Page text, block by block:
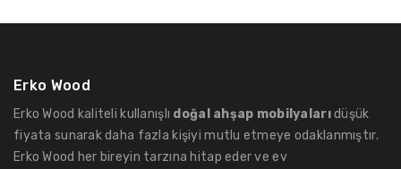
Erko Wood
Erko Wood kaliteli kullanışlı doğal ahşap mobilyalarıdüşük
fiyata sunarak daha fazla kişiyi mutlu etmeye odaklanmıştır.
Erko Wood her bireyin tarzına hitap eder ve ev